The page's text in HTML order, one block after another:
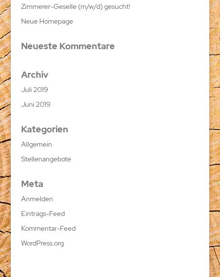
Zimmerer-Geselle (m/w/d) gesucht!
Neue Homepage
Neueste Kommentare
Archiv
Juli 2019
Juni 2019
Kategorien
Allgemein
Stellenangebote
Meta
Anmelden
Eintrags-Feed
Kommentar-Feed
WordPress.org